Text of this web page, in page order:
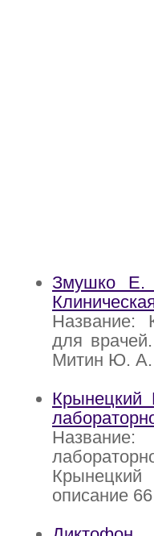
Змушко
Название:
для
Митин Ю. А.
описание